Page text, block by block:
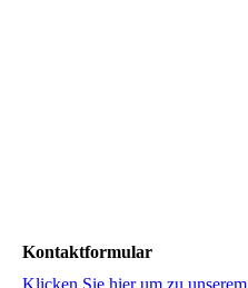
Kontaktformular